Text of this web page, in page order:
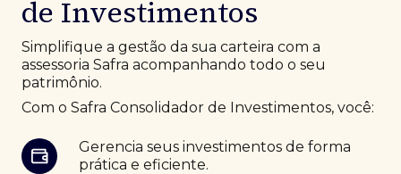
de Investimentos
Simplifique a gestão da sua carteira com a
assessoria Safra acompanhando todo o seu
patrimônio.
Com o Safra Consolidador de Investimentos, você:
Gerencia seus investimentos de forma
prática e eficiente.